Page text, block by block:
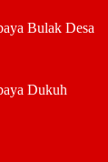
Bulak Desa
Dukuh